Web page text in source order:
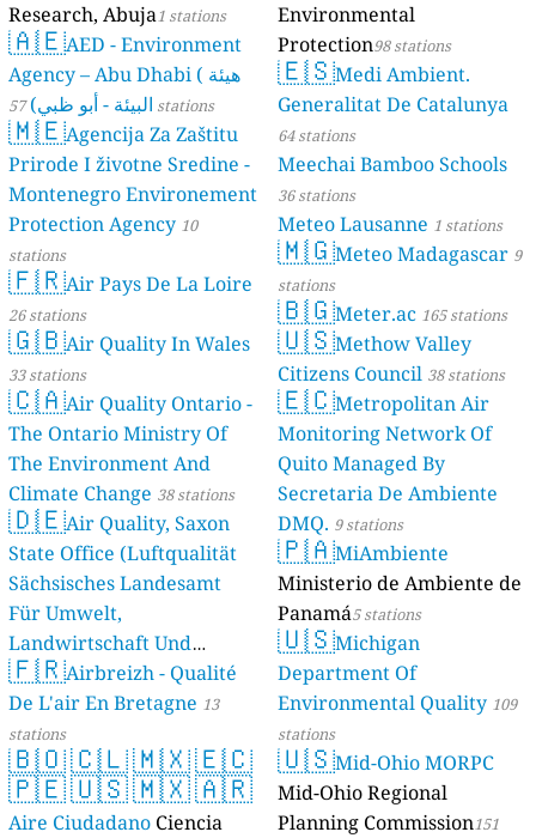
Research, Abuja1 stations
🇦🇪AED - Environment
Agency – Abu Dhabi ( هيئة
البيئة - أبو ظبي) 57 stations
🇲🇪Agencija Za Zaštitu
Prirode I životne Sredine -
Montenegro Environement
Protection Agency 10
stations
🇫🇷Air Pays De La Loire
26 stations
🇬🇧Air Quality In Wales
33 stations
🇨🇦Air Quality Ontario -
The Ontario Ministry Of
The Environment And
Climate Change 38 stations
🇩🇪Air Quality, Saxon
State Office (Luftqualität
Sächsisches Landesamt
Für Umwelt,
Landwirtschaft Und
Geologie) 50 stations
🇫🇷Airbreizh - Qualité
De L'air En Bretagne 13
stations
🇧🇴🇨🇱🇲🇽🇪🇨
🇵🇪🇺🇸🇲🇽🇦🇷
Aire Ciudadano Ciencia
Environmental
Protection98 stations
🇪🇸Medi Ambient.
Generalitat De Catalunya
64 stations
Meechai Bamboo Schools
36 stations
Meteo Lausanne 1 stations
🇲🇬Meteo Madagascar 9
stations
🇧🇬Meter.ac 165 stations
🇺🇸Methow Valley
Citizens Council 38 stations
🇪🇨Metropolitan Air
Monitoring Network Of
Quito Managed By
Secretaria De Ambiente
DMQ. 9 stations
🇵🇦MiAmbiente
Ministerio de Ambiente de
Panamá5 stations
🇺🇸Michigan
Department Of
Environmental Quality 109
stations
🇺🇸Mid-Ohio MORPC
Mid-Ohio Regional
Planning Commission151